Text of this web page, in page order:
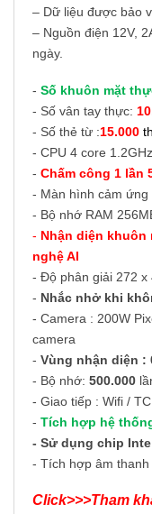
– Dữ liệu được bảo
– Nguồn điện 12V,
ngày.
- Số khuôn mặt
- Số vân tay thực:
- Số thẻ từ :15.000
- CPU 4 core 1.2GHz
- Chấm công 1 lần
- Màn hình cảm ứng
- Bộ nhớ RAM
- Nhận diện khuôn
nghệ AI
- Độ phân giải 272 x
- Nhắc nhở khi
- Camera : 200W
camera
- Vùng nhận diện :
- Bộ nhớ: 500.000
- Giao tiếp : Wifi /
- Tích hợp hệ
- Sử dụng chip
- Tích hợp âm
Click>>>Tham